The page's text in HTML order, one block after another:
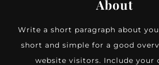
About
Write a short paragraph about
short and simple for a good
website visitors. Include your